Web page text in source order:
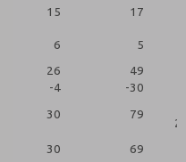
15 17
6 5
26
-4
49
-30
30 79
2
30 69